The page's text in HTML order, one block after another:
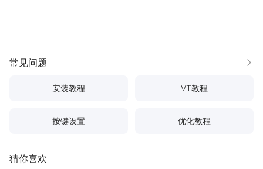
常见问题 更多
安装教程 VT教程
按键设置 优化教程
猜你喜欢